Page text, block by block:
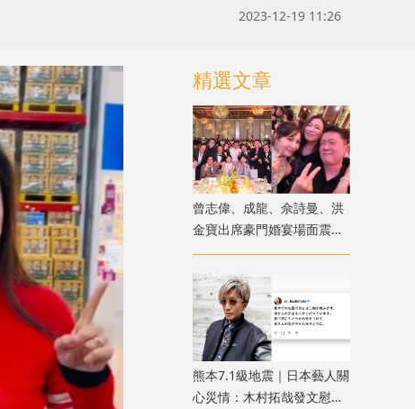
2023-12-19 11:26
精選文章
曾志偉、成龍、佘詩曼、洪
金寶出席豪門婚宴場面震撼
猶如頒獎禮紅地氈
熊本7.1級地震｜日本藝人關
心災情：木村拓哉發文慰